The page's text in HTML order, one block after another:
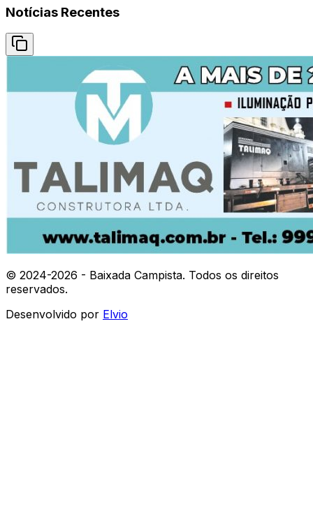
Notícias Recentes
© 2024-2026 - Baixada Campista. Todos os direitos
reservados.
Desenvolvido por Elvio